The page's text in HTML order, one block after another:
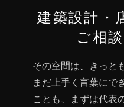
建築設計・
ご相
その空間は、きっと
まだ上手く言葉にで
ことも、まずは代表